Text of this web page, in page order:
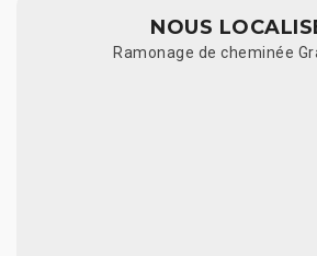
NOUS
Ramonage de cheminée